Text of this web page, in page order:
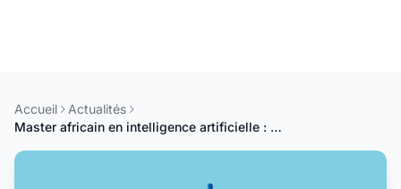
Accueil
Actualités
Master africain en intelligence artificielle : l'AIMS lance les candidatures